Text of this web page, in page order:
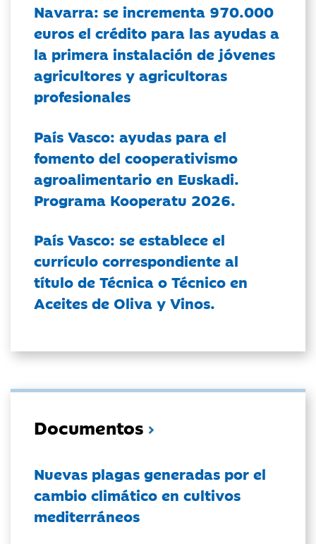
Navarra: se incrementa 970.000
euros el crédito para las ayudas a
la primera instalación de jóvenes
agricultores y agricultoras
profesionales
País Vasco: ayudas para el
fomento del cooperativismo
agroalimentario en Euskadi.
Programa Kooperatu 2026.
País Vasco: se establece el
currículo correspondiente al
título de Técnica o Técnico en
Aceites de Oliva y Vinos.
Documentos
Nuevas plagas generadas por el
cambio climático en cultivos
mediterráneos